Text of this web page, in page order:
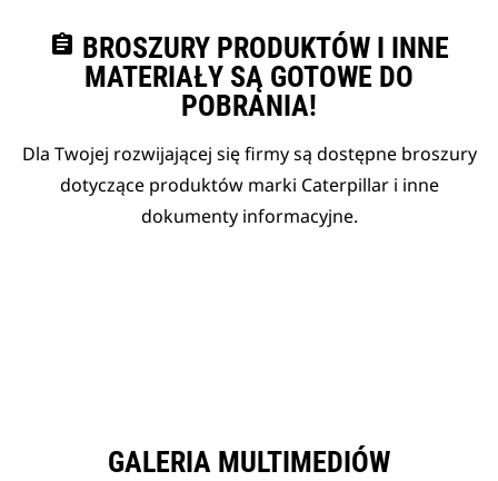
assignment BROSZURY PRODUKTÓW I INNE
MATERIAŁY SĄ GOTOWE DO
POBRANIA!
Dla Twojej rozwijającej się firmy są dostępne broszury
dotyczące produktów marki Caterpillar i inne
dokumenty informacyjne.
GALERIA MULTIMEDIÓW